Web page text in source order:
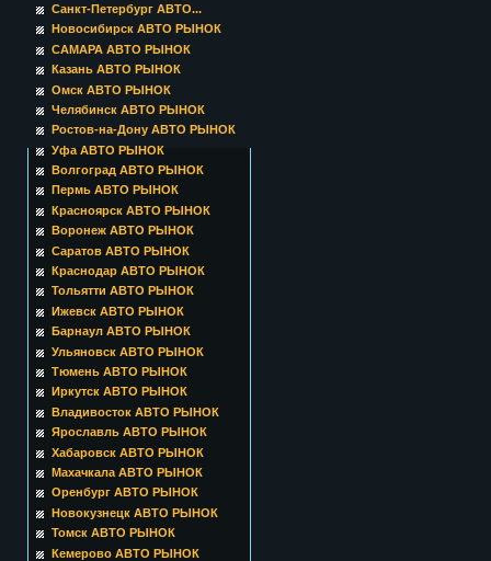
Санкт-Петербург АВТО...
Новосибирск АВТО РЫНОК
САМАРА АВТО РЫНОК
Казань АВТО РЫНОК
Омск АВТО РЫНОК
Челябинск АВТО РЫНОК
Ростов-на-Дону АВТО РЫНОК
Уфа АВТО РЫНОК
Волгоград АВТО РЫНОК
Пермь АВТО РЫНОК
Красноярск АВТО РЫНОК
Воронеж АВТО РЫНОК
Саратов АВТО РЫНОК
Краснодар АВТО РЫНОК
Тольятти АВТО РЫНОК
Ижевск АВТО РЫНОК
Барнаул АВТО РЫНОК
Ульяновск АВТО РЫНОК
Тюмень АВТО РЫНОК
Иркутск АВТО РЫНОК
Владивосток АВТО РЫНОК
Ярославль АВТО РЫНОК
Хабаровск АВТО РЫНОК
Махачкала АВТО РЫНОК
Оренбург АВТО РЫНОК
Новокузнецк АВТО РЫНОК
Томск АВТО РЫНОК
Кемерово АВТО РЫНОК